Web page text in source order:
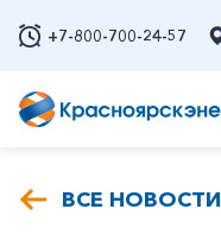
+7-800-700-24-57
ВСЕ НОВОСТИ